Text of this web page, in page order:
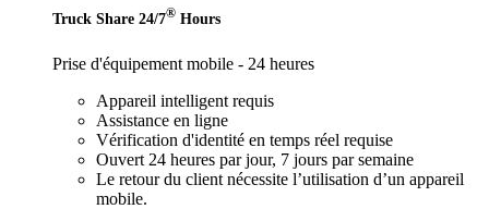
Truck Share 24/7® Hours
Prise d'équipement mobile - 24 heures
Appareil intelligent requis
Assistance en ligne
Vérification d'identité en temps réel requise
Ouvert 24 heures par jour, 7 jours par semaine
Le retour du client nécessite l’utilisation d’un appareil
mobile.